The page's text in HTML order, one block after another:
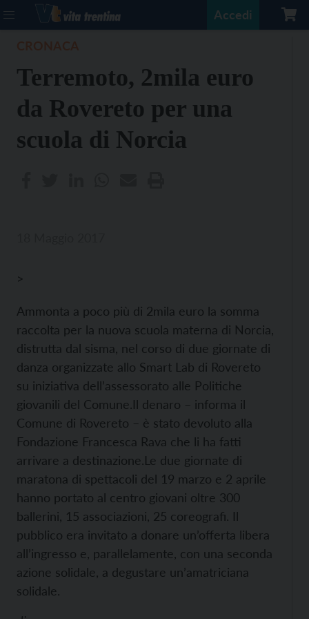
Accedi
Terremoto, 2mila euro
da Rovereto per una
scuola di Norcia
>
Ammonta a poco più di 2mila euro la somma
raccolta per la nuova scuola materna di Norcia,
distrutta dal sisma, nel corso di due giornate di
danza organizzate allo Smart Lab di Rovereto
su iniziativa dell’assessorato alle Politiche
giovanili del Comune.Il denaro – informa il
Comune di Rovereto – è stato devoluto alla
Fondazione Francesca Rava che li ha fatti
arrivare a destinazione.Le due giornate di
maratona di spettacoli del 19 marzo e 2 aprile
hanno portato al centro giovani oltre 300
ballerini, 15 associazioni, 25 coreografi. Il
pubblico era invitato a donare un’offerta libera
all’ingresso e, parallelamente, con una seconda
azione solidale, a degustare un’amatriciana
solidale.